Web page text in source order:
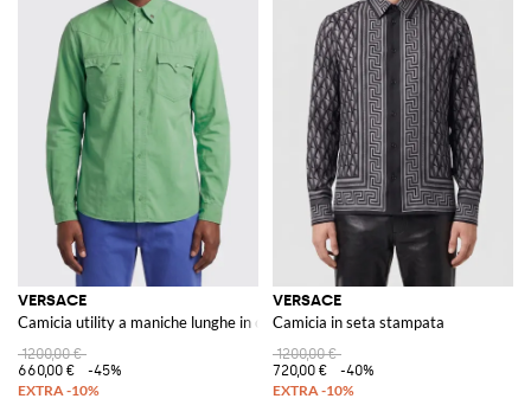
VERSACE
Camicia utility a maniche lunghe in cotone con tasche applicate
1200,00 €
660,00 €
-45%
VERSACE
Camicia in seta stampata
1200,00 €
720,00 €
-40%